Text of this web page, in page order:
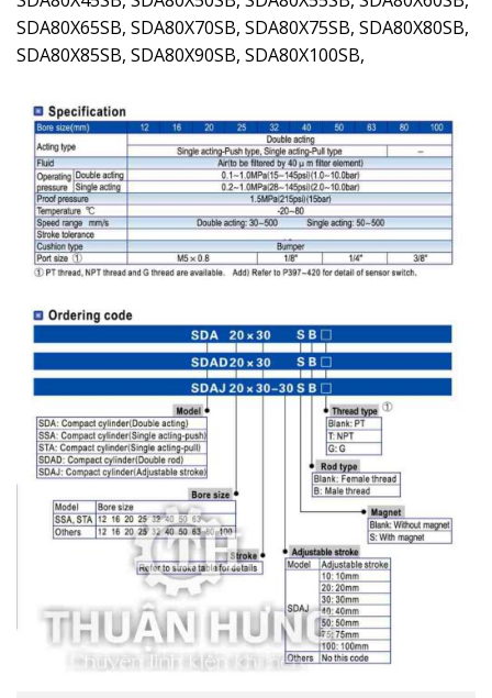
SDA80X65SB, SDA80X70SB, SDA80X75SB, SDA80X80SB,
SDA80X85SB, SDA80X90SB, SDA80X100SB,